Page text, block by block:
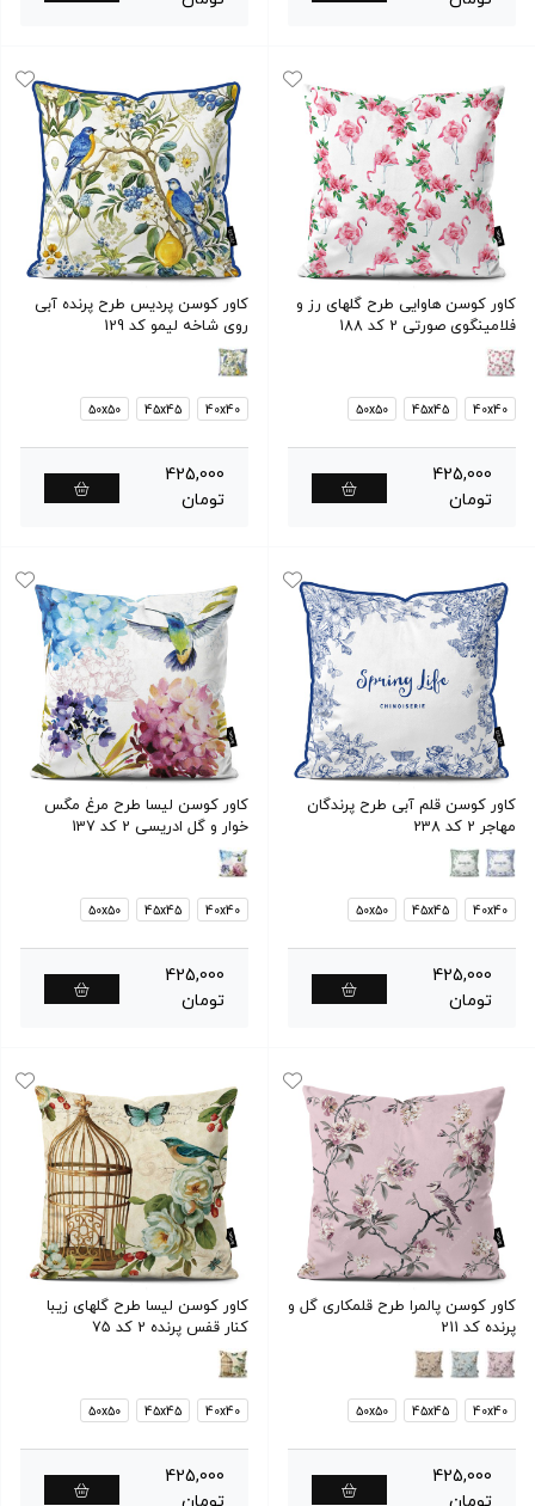
کاور کوسن هاوایی طرح گلهای رز و
فلامینگوی صورتی 2 کد 188
40x40
45x45
50x50
425,000
تومان
کاور کوسن پردیس طرح پرنده آبی
روی شاخه لیمو کد 129
40x40
45x45
50x50
425,000
تومان
کاور کوسن قلم آبی طرح پرندگان
مهاجر 2 کد 238
40x40
45x45
50x50
425,000
تومان
کاور کوسن لیسا طرح مرغ مگس
خوار و گل ادریسی 2 کد 137
40x40
45x45
50x50
425,000
تومان
کاور کوسن پالمرا طرح قلمکاری گل و
پرنده کد 211
40x40
45x45
50x50
425,000
کاور کوسن لیسا طرح گلهای زیبا
کنار قفس پرنده 2 کد 75
40x40
45x45
50x50
425,000